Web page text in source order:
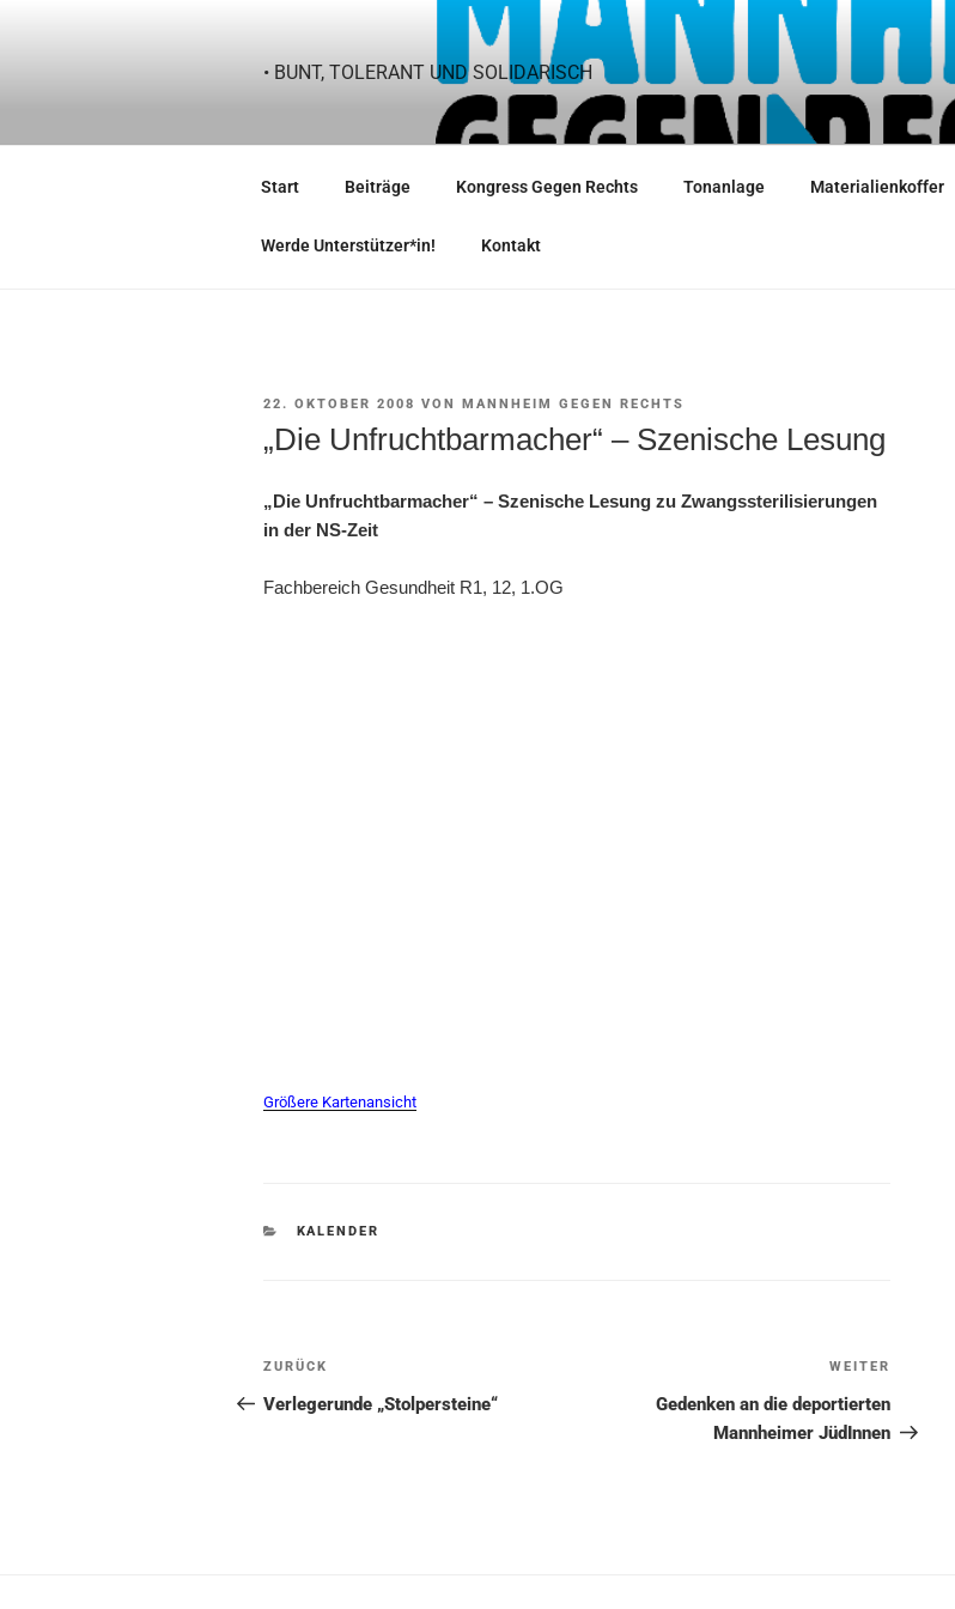
• BUNT, TOLERANT UND SOLIDARISCH
Start Beiträge Kongress Gegen Rechts Tonanlage Materialienkoffer
Werde Unterstützer*in! Kontakt
VERÖFFENTLICHT
22. OKTOBER 2008 VON MANNHEIM GEGEN RECHTS
„Die Unfruchtbarmacher“ – Szenische Lesung
„Die Unfruchtbarmacher“ – Szenische Lesung zu Zwangssterilisierungen
in der NS-Zeit
Fachbereich Gesundheit R1, 12, 1.OG
Größere Kartenansicht
KATEGORIEN
KALENDER
Beitragsnavigation
Vorheriger
Beitrag
ZURÜCK
Verlegerunde „Stolpersteine“
Beitrag
WEITER
Gedenken an die deportierten
Mannheimer JüdInnen